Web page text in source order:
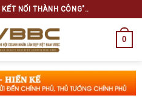
NỐI THÀNH CÔNG"..
0